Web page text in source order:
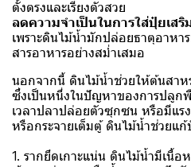
ตั้งตรงและเรียงตัวสวย
ลดความจำเป็นในการใส่ปุ๋ยเสริ
เพราะดินไม้น้ำมักปล่อยธาตุอาหา
สารอาหารอย่างสม่ำเสมอ
นอกจากนี้ ดินไม้น้ำช่วยให้ต้นสาห
ซึ่งเป็นหนึ่งในปัญหาของการปลูก
เวลาปลาปล่อยตัวซุกซน หรือมีแ
หรือกระจายเต็มตู้ ดินไม้น้ำช่วยแก้
1. รากยึดเกาะแน่น ดินไม้น้ำมีเนื้อ